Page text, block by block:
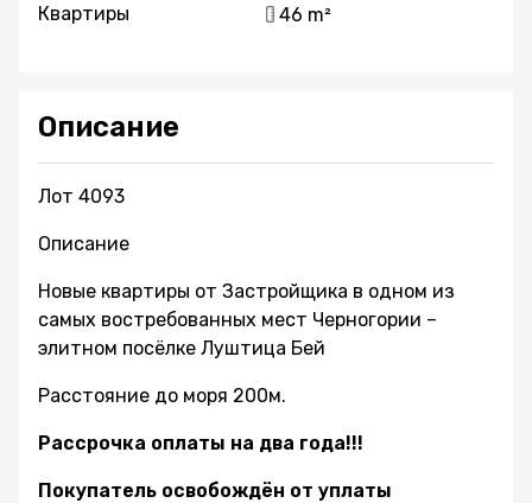
Квартиры
46 m²
Описание
Лот 4093
Описание
Новые квартиры от Застройщика в одном из
самых востребованных мест Черногории –
элитном посёлке Луштица Бей
Расстояние до моря 200м.
Рассрочка оплаты на два года!!!
Покупатель освобождён от уплаты